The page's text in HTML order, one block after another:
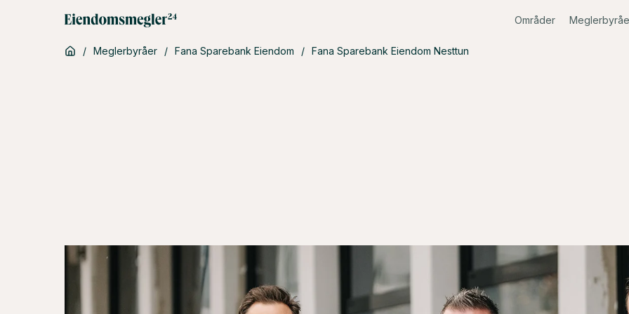
Områder
/ Meglerbyråer / Fana Sparebank Eiendom / Fana Sparebank Eiendom Nesttun